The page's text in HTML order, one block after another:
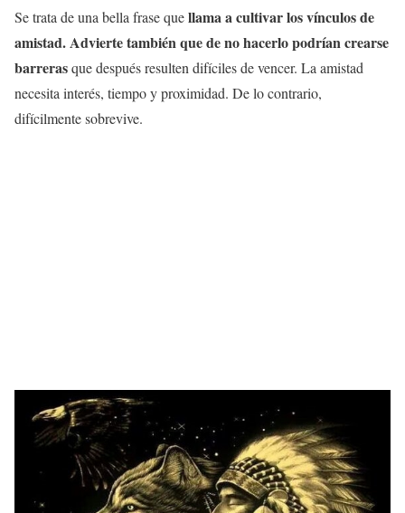
Se trata de una bella frase quellama a cultivar los vínculos de
amistad. Advierte también que de no hacerlo podrían crearse
barrerasque después resulten difíciles de vencer. La amistad
necesita interés, tiempo y proximidad. De lo contrario,
difícilmente sobrevive.